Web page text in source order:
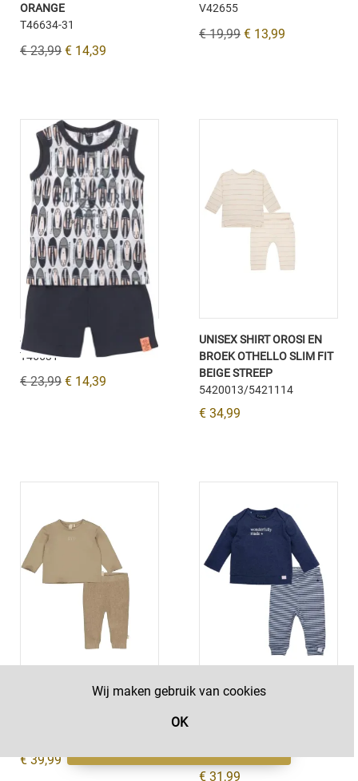
Wij maken gebruik van cookies
OK
ORANGE
T46634-31
€ 23,99 € 14,39
V42655
€ 19,99 € 13,99
SHIRT EN SHORT SURF
T46631
€ 23,99 € 14,39
UNISEX SHIRT OROSI EN
BROEK OTHELLO SLIM FIT
BEIGE STREEP
5420013/5421114
€ 34,99
SHIRT KENZIE EN BROEK
€ 39,99
€ 31,99